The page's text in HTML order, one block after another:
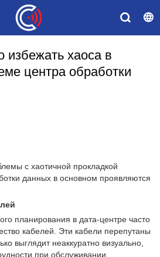
избежать хаоса в
центра обработки
с хаотичной прокладкой
данных в основном проявляются
планирования в дата-центре часто
кабелей. Эти кабели перепутаны
выглядит неаккуратно визуально,
при обслуживании.